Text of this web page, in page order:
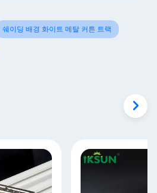
쉐이딩 배경 화이트 메탈 커튼 트랙